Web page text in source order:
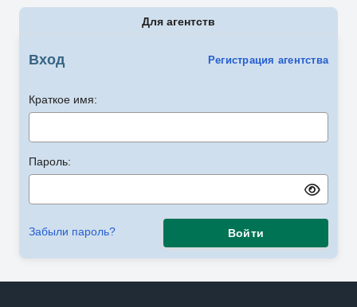
Для агентств
Вход Регистрация агентства
Краткое имя:
Пароль:
Забыли пароль? Войти